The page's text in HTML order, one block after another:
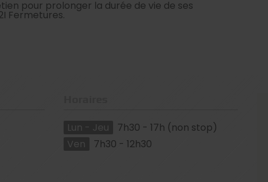
pour prolonger la durée de vie de ses
Fermetures.
Lun - Jeu
7h30 - 17h (non stop)
Ven
7h30 - 12h30